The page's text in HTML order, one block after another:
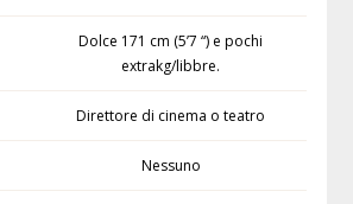
Dolce 171 cm (5’7 “) e pochi
extrakg/libbre.
Direttore di cinema o teatro
Nessuno